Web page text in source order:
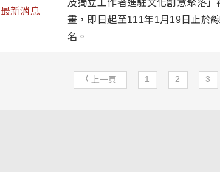
最新消息
及獨立工作者進駐文化創意聚落」
畫，即日起至111年1月19日止於
名。
上一頁 1 2 3